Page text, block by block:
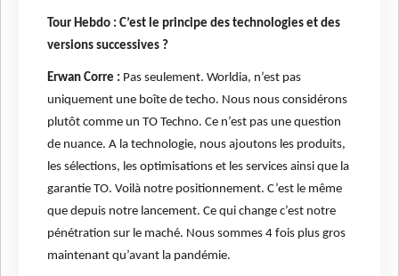
Tour Hebdo : C’est le principe des technologies et des
versions successives ?
Erwan Corre : Pas seulement. Worldia, n’est pas
uniquement une boîte de techo. Nous nous considérons
plutôt comme un TO Techno. Ce n’est pas une question
de nuance. A la technologie, nous ajoutons les produits,
les sélections, les optimisations et les services ainsi que la
garantie TO. Voilà notre positionnement. C’est le même
que depuis notre lancement. Ce qui change c’est notre
pénétration sur le maché. Nous sommes 4 fois plus gros
maintenant qu’avant la pandémie.